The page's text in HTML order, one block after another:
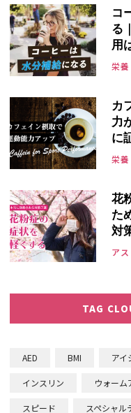
コ
る
用
栄
カ
力
に
栄
花
た
対
ア
TAG
AED BMI アイ
インスリン ウォーム
スピード スペシャル